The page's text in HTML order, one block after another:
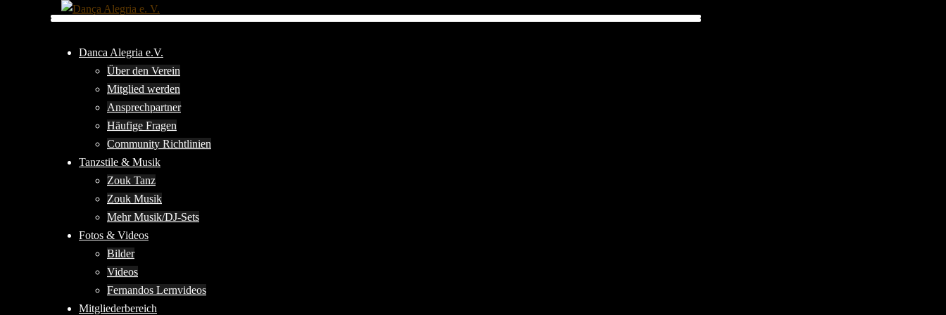
Danca Alegria e.V.
Über den Verein
Mitglied werden
Ansprechpartner
Häufige Fragen
Community Richtlinien
Tanzstile & Musik
Zouk Tanz
Zouk Musik
Mehr Musik/DJ-Sets
Fotos & Videos
Bilder
Videos
Fernandos Lernvideos
Mitgliederbereich